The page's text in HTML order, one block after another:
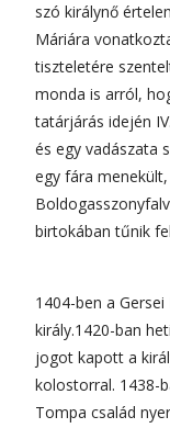
szó királynő
Máriára
tiszteletére
monda is arról,
tatárjárás idején
és egy vadászata
egy fára
birtokában tűnik
1404-ben a
király.1420-ban
jogot kapott a
kolostorral. 1438-
Tompa család